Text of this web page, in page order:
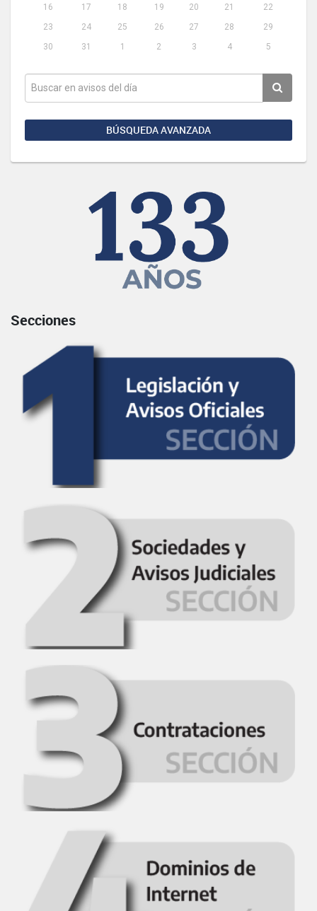
16
17 18 19 20 21
22
23
24 25 26 27 28
29
30
31 1 2 3 4 5
BÚSQUEDA AVANZADA
Secciones